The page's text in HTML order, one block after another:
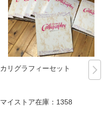
カリグラフィーセット
マイストア在庫： 1358